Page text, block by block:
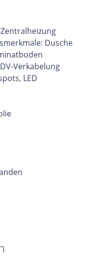
Dusche
Verkabelung
LED